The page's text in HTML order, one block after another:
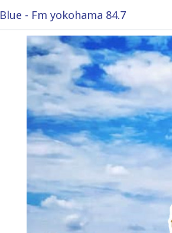
- Fm yokohama 84.7